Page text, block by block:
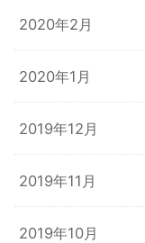
2020年2月
2020年1月
2019年12月
2019年11月
2019年10月